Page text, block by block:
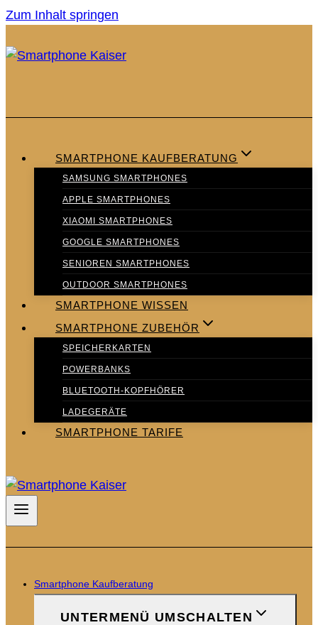
Zum Inhalt springen
SMARTPHONE KAUFBERATUNG
SAMSUNG SMARTPHONES
APPLE SMARTPHONES
XIAOMI SMARTPHONES
GOOGLE SMARTPHONES
SENIOREN SMARTPHONES
OUTDOOR SMARTPHONES
SMARTPHONE WISSEN
SMARTPHONE ZUBEHÖR
SPEICHERKARTEN
POWERBANKS
BLUETOOTH-KOPFHÖRER
LADEGERÄTE
SMARTPHONE TARIFE
Smartphone Kaufberatung
UNTERMENÜ UMSCHALTEN